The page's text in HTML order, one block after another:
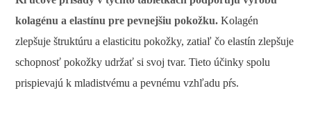
kolagénu a elastínu pre pevnejšiu pokožku. Kolagén
zlepšuje štruktúru a elasticitu pokožky, zatiaľ čo elastín zlepšuje
schopnosť pokožky udržať si svoj tvar. Tieto účinky spolu
prispievajú k mladistvému ​​a pevnému vzhľadu pŕs.